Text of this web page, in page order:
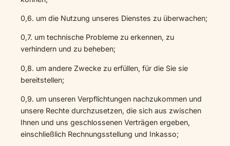
0,6. um die Nutzung unseres Dienstes zu überwachen;
0,7. um technische Probleme zu erkennen, zu
verhindern und zu beheben;
0,8. um andere Zwecke zu erfüllen, für die Sie sie
bereitstellen;
0,9. um unseren Verpflichtungen nachzukommen und
unsere Rechte durchzusetzen, die sich aus zwischen
Ihnen und uns geschlossenen Verträgen ergeben,
einschließlich Rechnungsstellung und Inkasso;